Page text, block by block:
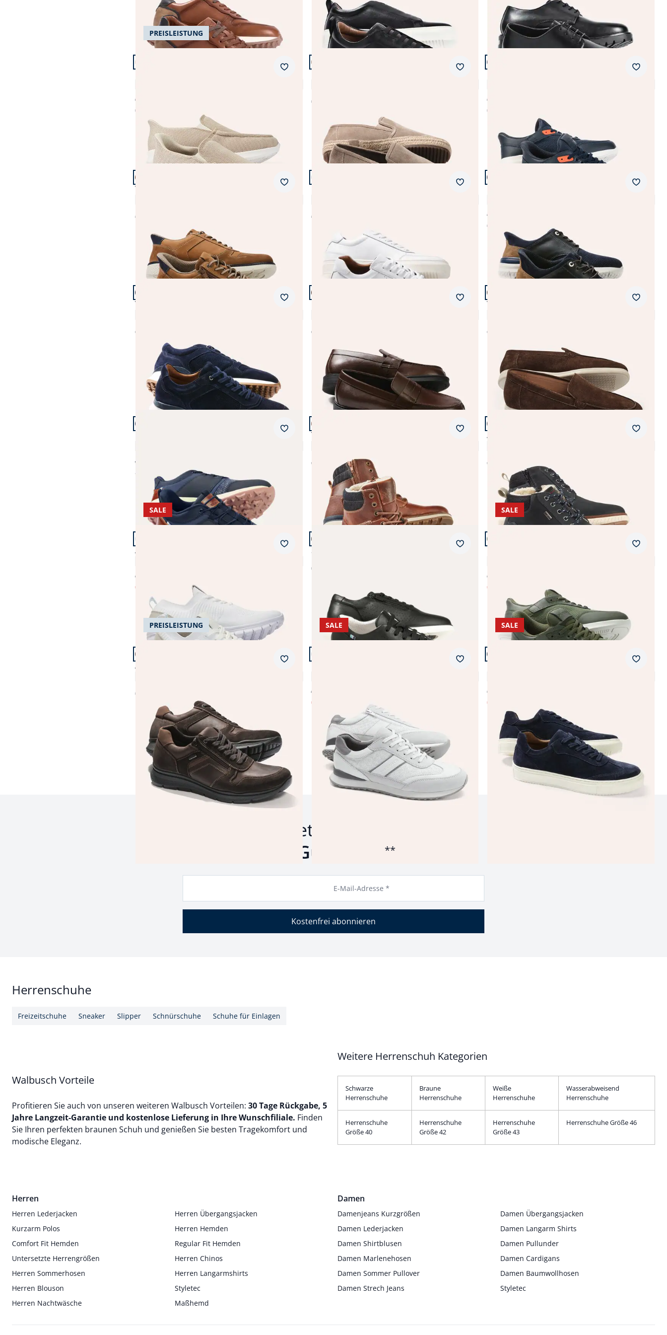
Weiß
Abbrechen
wasserdicht
ultraleicht
wasserabweisend
Abbrechen
Artikel 4 von 21.
PREISLEISTUNG
€ 89,99
€ 79,99
Merkzettel
Artikel 5 von 21.
€ 89,99
Merkzettel
Artikel 6 von 21.
€ 99,99
€ 89,99
Artikel 7 von 21.
Wasserdichter Sneaker
€ 99,99
Merkzettel
Artikel 8 von 21.
€ 119,99
Merkzettel
Artikel 9 von 21.
€ 99,99
€ 89,99
Artikel 10 von 21.
Velours Perfo Sneaker
€ 119,99
Merkzettel
Artikel 11 von 21.
€ 139,99
Merkzettel
Artikel 12 von 21.
Velours-Loafer
€ 129,99
Artikel 13 von 21.
ab € 99,99
ab
Merkzettel
Artikel 14 von 21.
Thermo Stiefel
€ 139,99
Merkzettel
Artikel 15 von 21.
Aquastop Thermo HighTop
€ 139,99
Artikel 16 von 21.
SALE
Aktiv-Sneaker Ultraleicht
€ 79,99
€ 49,99
Merkzettel
Artikel 17 von 21.
Smart Sneaker Wasserabweisend
€ 149,99
Merkzettel
Artikel 18 von 21.
SALE
€ 99,99
€ 49,99
Artikel 19 von 21.
PREISLEISTUNG
Aquastop Sneaker
€ 99,99
Merkzettel
Artikel 20 von 21.
SALE
€ 99,99
€ 59,99
Merkzettel
Artikel 21 von 21.
SALE
€ 119,99
€ 69,99
Seite 1 geladen. Zeige Produkte 1 bis 21 von 21.
Zum Newsletter anmelden und
10 € Gutschein **
E-Mail-Adresse *
Kostenfrei abonnieren
Herrenschuhe
Freizeitschuhe Sneaker Slipper Schnürschuhe Schuhe für Einlagen
Walbusch Vorteile
Profitieren Sie auch von unseren weiteren Walbusch Vorteilen: 30 Tage Rückgabe, 5
Jahre Langzeit-Garantie und kostenlose Lieferung in Ihre Wunschfiliale. Finden
Sie Ihren perfekten braunen Schuh und genießen Sie besten Tragekomfort und
modische Eleganz.
Weitere Herrenschuh Kategorien
Schwarze
Herrenschuhe
Braune
Herrenschuhe
Weiße
Herrenschuhe
Wasserabweisend
Herrenschuhe
Herrenschuhe
Größe 40
Herrenschuhe
Größe 42
Herrenschuhe
Größe 43
Herrenschuhe Größe 46
Herren
Herren Lederjacken
Herren Übergangsjacken
Kurzarm Polos
Herren Hemden
Comfort Fit Hemden
Regular Fit Hemden
Untersetzte Herrengrößen
Herren Chinos
Herren Sommerhosen
Herren Langarmshirts
Herren Blouson
Styletec
Herren Nachtwäsche
Maßhemd
Damen
Damenjeans Kurzgrößen
Damen Übergangsjacken
Damen Lederjacken
Damen Langarm Shirts
Damen Shirtblusen
Damen Pullunder
Damen Marlenehosen
Damen Cardigans
Damen Sommer Pullover
Damen Baumwollhosen
Damen Strech Jeans
Styletec